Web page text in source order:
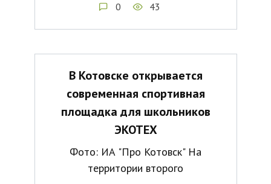
0 43
В Котовске открывается
современная спортивная
площадка для школьников
ЭКОТЕХ
Фото: ИА "Про Котовск" На
территории второго